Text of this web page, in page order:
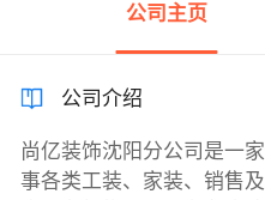
公司主页
公司介绍
尚亿装饰沈阳分公司是一
事各类工装、家装、销售